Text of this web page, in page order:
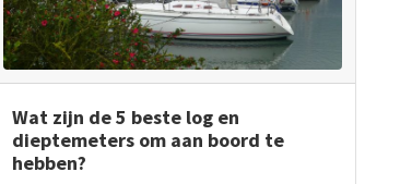
Wat zijn de 5 beste log en
dieptemeters om aan boord te
hebben?